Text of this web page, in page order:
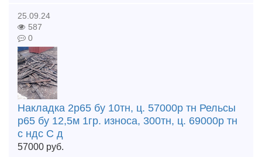
25.09.24
587
0
Накладка 2р65 бу 10тн, ц. 57000р тн Рельсы
р65 бу 12,5м 1гр. износа, 300тн, ц. 69000р тн
с ндс С д
57000 руб.